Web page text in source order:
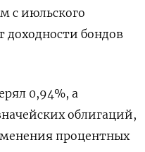
с июльского
доходности бондов
0,94%, а
облигаций,
процентных